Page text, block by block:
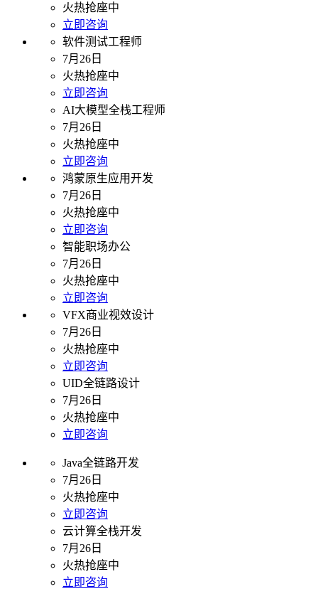
火热抢座中
立即咨询
软件测试工程师
7月26日
火热抢座中
立即咨询
AI大模型全栈工程师
7月26日
火热抢座中
立即咨询
鸿蒙原生应用开发
7月26日
火热抢座中
立即咨询
智能职场办公
7月26日
火热抢座中
立即咨询
VFX商业视效设计
7月26日
火热抢座中
立即咨询
UID全链路设计
7月26日
火热抢座中
立即咨询
Java全链路开发
7月26日
火热抢座中
立即咨询
云计算全栈开发
7月26日
火热抢座中
立即咨询